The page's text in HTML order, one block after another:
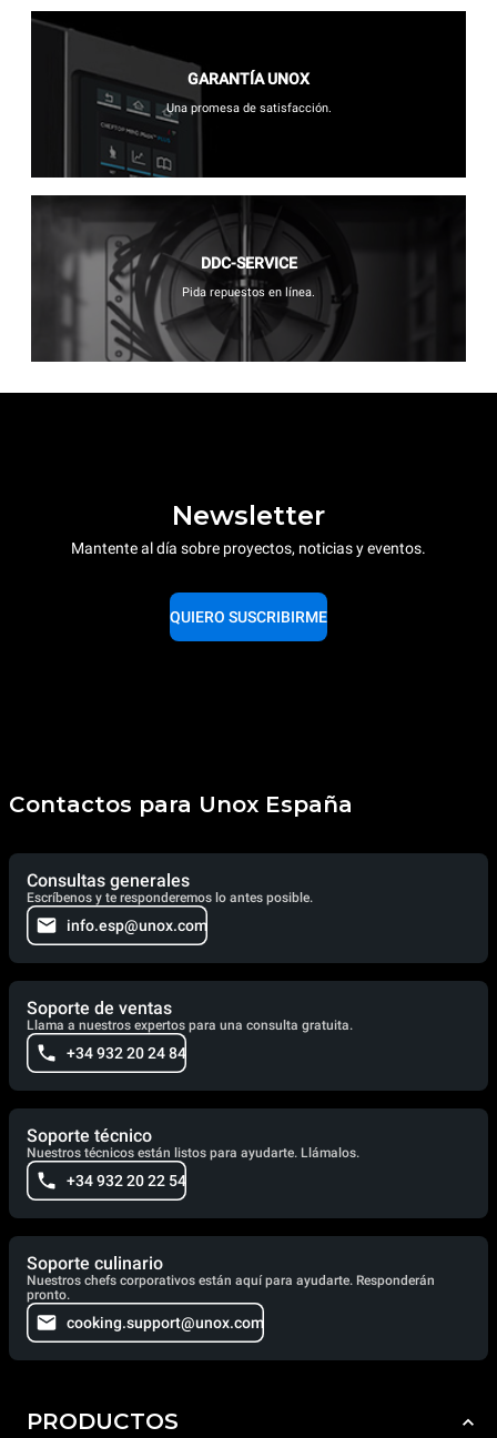
GARANTÍA UNOX
Una promesa de satisfacción.
DDC-SERVICE
Pida repuestos en línea.
Newsletter
Mantente al día sobre proyectos, noticias y eventos.
QUIERO SUSCRIBIRME
Contactos para Unox España
Consultas generales
Escríbenos y te responderemos lo antes posible.
info.esp@unox.com
Soporte de ventas
Llama a nuestros expertos para una consulta gratuita.
+34 932 20 24 84
Soporte técnico
Nuestros técnicos están listos para ayudarte. Llámalos.
+34 932 20 22 54
Soporte culinario
Nuestros chefs corporativos están aquí para ayudarte. Responderán
pronto.
cooking.support@unox.com
PRODUCTOS